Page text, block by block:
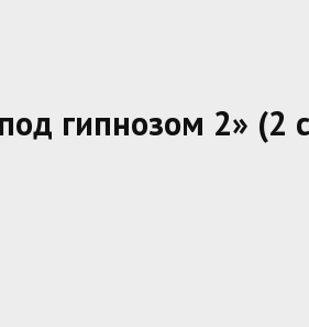
гипнозом 2» (2